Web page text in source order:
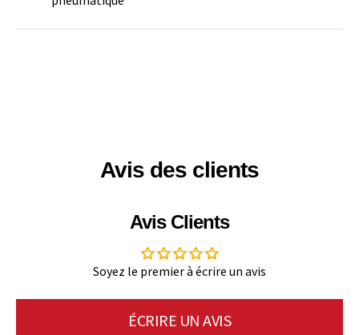
Avis des clients
Avis Clients
Soyez le premier à écrire un avis
ÉCRIRE UN AVIS